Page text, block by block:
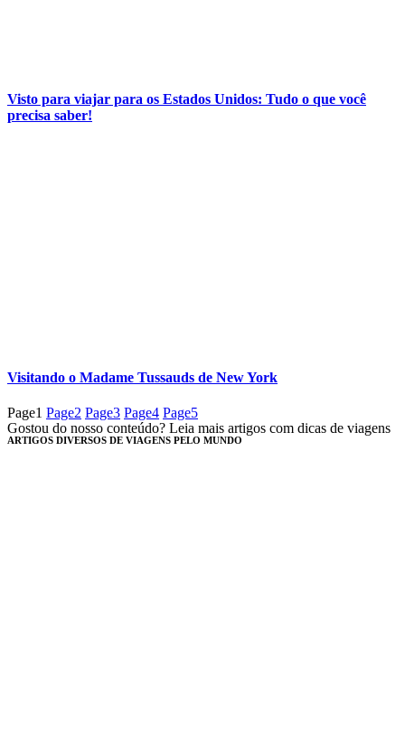
Visto para viajar para os Estados Unidos: Tudo o que você
precisa saber!
Visitando o Madame Tussauds de New York
Page1 Page2 Page3 Page4 Page5
Gostou do nosso conteúdo? Leia mais artigos com dicas de viagens
ARTIGOS DIVERSOS DE VIAGENS PELO MUNDO​